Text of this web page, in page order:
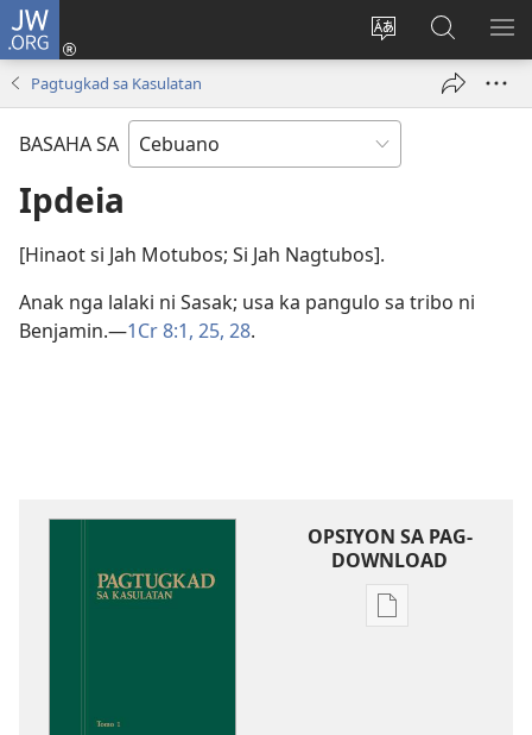
JW.ORG
Ilisi
pinulongan
sa
site
Log
ug
Pangitaa
sa
JW.ORG
Pagtugkad sa Kasulatan
BASAHA SA
Ipdeia
[Hinaot si Jah Motubos; Si Jah Nagtubos].
Anak nga lalaki ni Sasak; usa ka pangulo sa tribo ni
Benjamin.​—1Cr 8:​1, 25, 28.
OPSIYON SA PAG-
DOWNLOAD
Opsiyon